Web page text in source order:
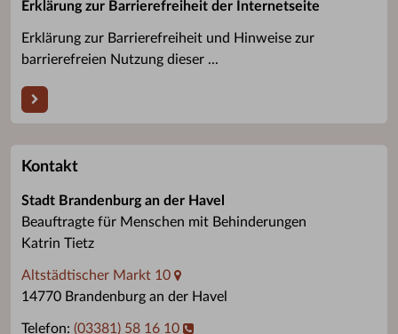
Erklärung zur Barrierefreiheit der Internetseite
Erklärung zur Barrierefreiheit und Hinweise zur
barrierefreien Nutzung dieser ...
Kontakt
Stadt Brandenburg an der Havel
Beauftragte für Menschen mit Behinderungen
Katrin Tietz
Altstädtischer Markt 10
14770 Brandenburg an der Havel
Telefon: (03381) 58 16 10